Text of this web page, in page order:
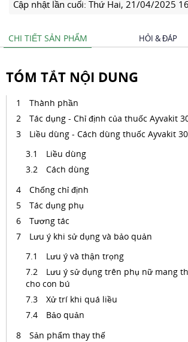
Cập nhật lần cuối: Thứ Hai, 21/04/2025
CHI TIẾT SẢN PHẨM HỎI & ĐÁP
TÓM TẮT NỘI DUNG
Thành phần
Tác dụng - Chỉ định của thuốc Ayvakit
Liều dùng - Cách dùng thuốc Ayvakit
Liều dùng
Cách dùng
Chống chỉ định
Tác dụng phụ
Tương tác
Lưu ý khi sử dụng và bảo quản
Lưu ý và thận trọng
Lưu ý sử dụng trên phụ nữ mang
cho con bú
Xử trí khi quá liều
Bảo quản
Sản phẩm thay thế